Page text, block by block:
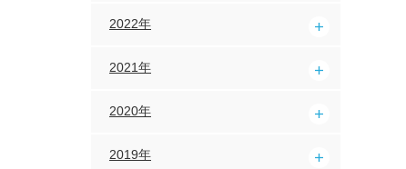
2022年
2021年
2020年
2019年